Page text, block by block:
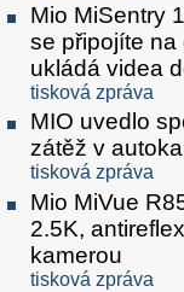
Mio MiSentry
se připojíte
ukládá videa
tisková zpráva
MIO uvedlo
zátěž v
tisková zpráva
Mio MiVue
2.5K,
kamerou
tisková zpráva